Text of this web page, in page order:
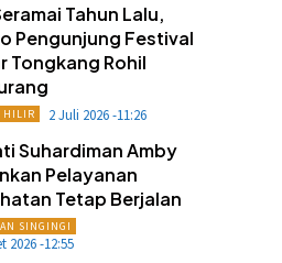
Tahun Lalu,
Pengunjung Festival
Tongkang Rohil
HILIR 2 Juli 2026 -11:26
Suhardiman Amby
Pelayanan
Tetap Berjalan
SINGINGI
2026 -12:55